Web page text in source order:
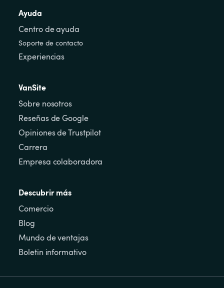
Ayuda
Centro de ayuda
Soporte de contacto
Experiencias
VanSite
Sobre nosotros
Reseñas de Google
Opiniones de Trustpilot
Carrera
Empresa colaboradora
Descubrir más
Comercio
Blog
Mundo de ventajas
Boletin informativo